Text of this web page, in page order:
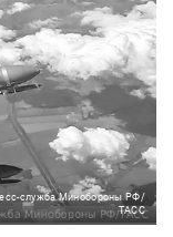
служба Минобороны РФ/
ТАСС